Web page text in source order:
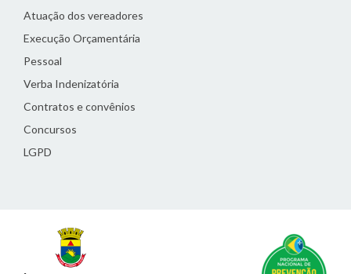
Atuação dos vereadores
Execução Orçamentária
Pessoal
Verba Indenizatória
Contratos e convênios
Concursos
LGPD